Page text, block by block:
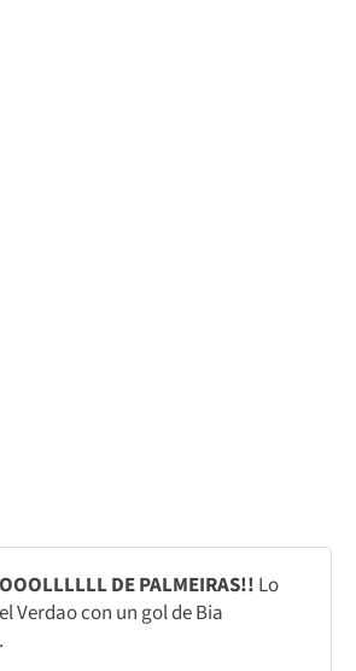
DE PALMEIRAS!! Lo
Verdao con un gol de Bia